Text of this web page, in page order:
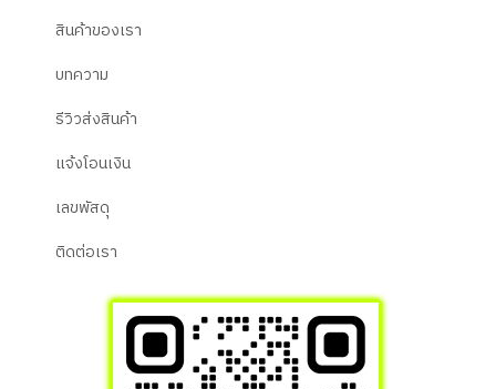
สินค้าของเรา
บทความ
รีวิวส่งสินค้า
แจ้งโอนเงิน
เลขพัสดุ
ติดต่อเรา